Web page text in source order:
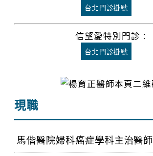
台北門診掛號
信望愛特別門診 :
台北門診掛號
現職
馬偕醫院婦科癌症學科主治醫師